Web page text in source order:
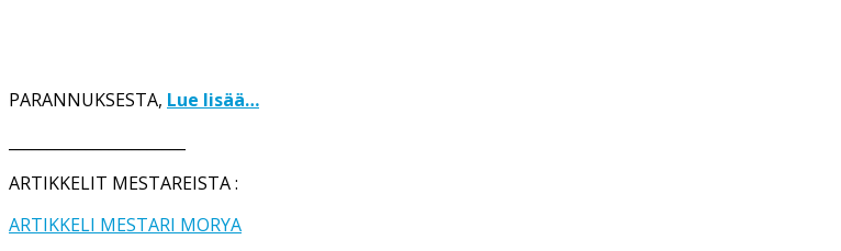
PARANNUKSESTA, Lue lisää…
ARTIKKELIT MESTAREISTA :
ARTIKKELI MESTARI MORYA